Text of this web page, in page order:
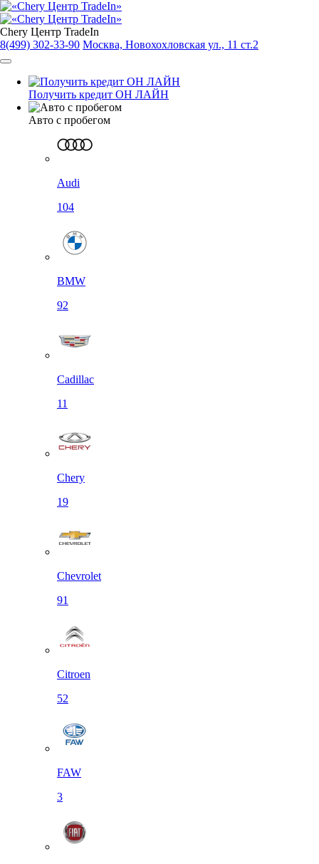
Chery Центр TradeIn
8(499) 302-33-90 Москва, Новохохловская ул., 11 ст.2
Получить кредит ОН ЛАЙН
Авто с пробегом
Audi
104
BMW
92
Cadillac
11
Chery
19
Chevrolet
91
Citroen
52
FAW
3